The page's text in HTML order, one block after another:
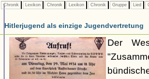
Chronik Lexikon Chronik Lexikon Chronik Gruppe Lied
Hitlerjugend als einzige Jugendvertretung
Der